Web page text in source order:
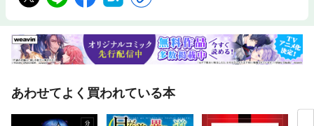
あわせてよく買われている本